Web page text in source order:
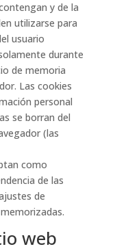
y de la
utilizarse para
usuario
durante
de memoria
Las cookies
personal
se borran del
(las
como
de las
de
web